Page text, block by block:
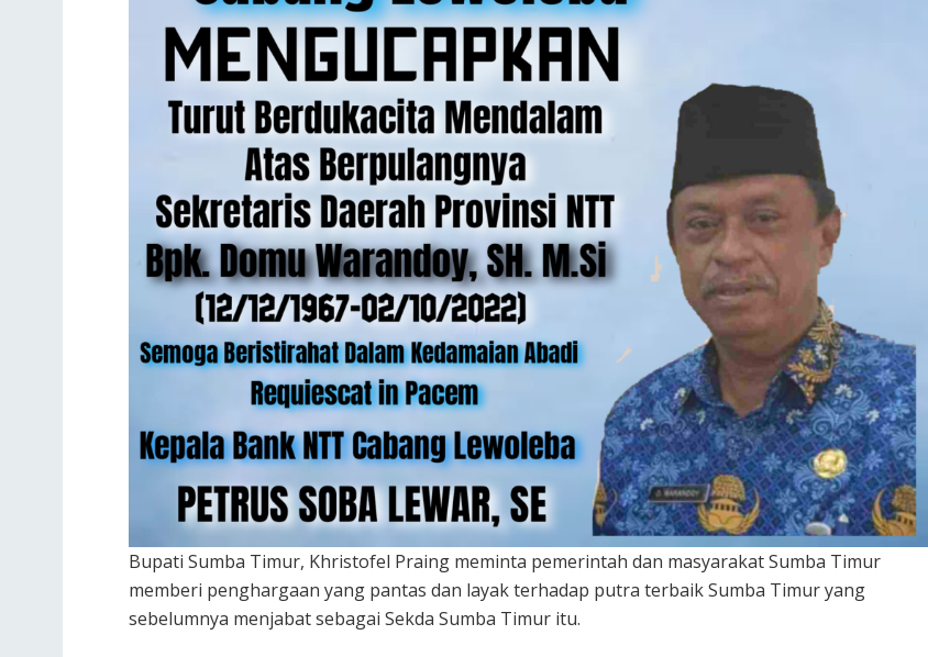
Bupati Sumba Timur, Khristofel Praing meminta pemerintah dan masyarakat Sumba Timur
memberi penghargaan yang pantas dan layak terhadap putra terbaik Sumba Timur yang
sebelumnya menjabat sebagai Sekda Sumba Timur itu.